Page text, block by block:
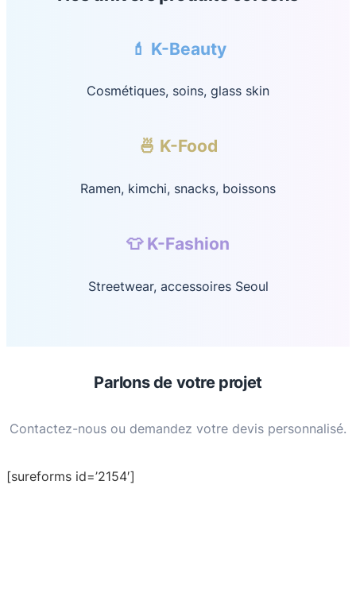
💄 K-Beauty
Cosmétiques, soins, glass skin
🍜 K-Food
Ramen, kimchi, snacks, boissons
👕 K-Fashion
Streetwear, accessoires Seoul
Parlons de votre projet
Contactez-nous ou demandez votre devis personnalisé.
[sureforms id=’2154′]